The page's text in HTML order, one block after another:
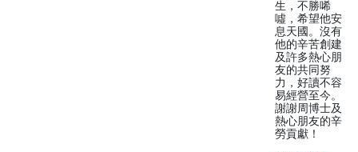
生，不勝唏
噓，希望他安
息天國。沒有
他的辛苦創建
及許多熱心朋
友的共同努
力，好讀不容
易經營至今。
謝謝周博士及
熱心朋友的辛
勞貢獻！